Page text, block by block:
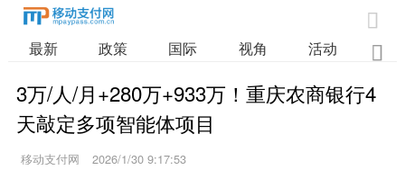

最新 政策 国际 视角 活动 业

3万/人/月+280万+933万！重庆农商银行4
天敲定多项智能体项目
移动支付网 2026/1/30 9:17:53